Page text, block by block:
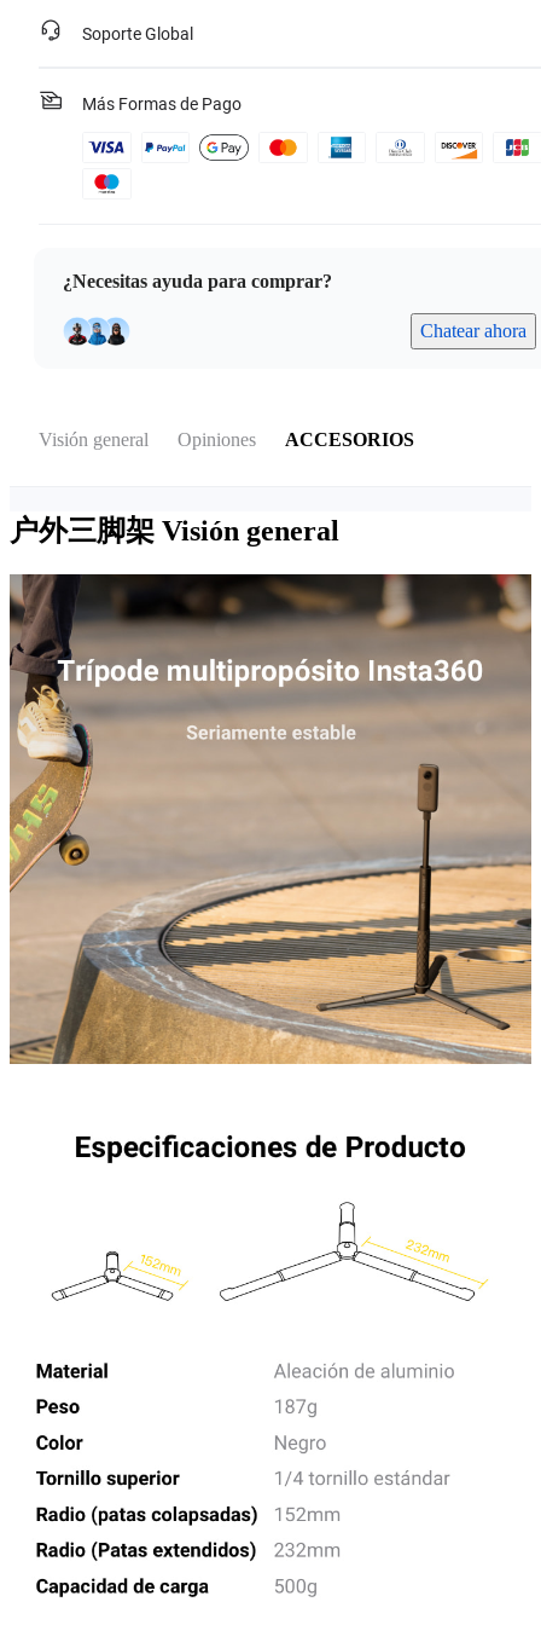
Soporte Global
Más Formas de Pago
¿Necesitas ayuda para comprar?
Chatear ahora
Visión general Opiniones ACCESORIOS
户外三脚架 Visión general